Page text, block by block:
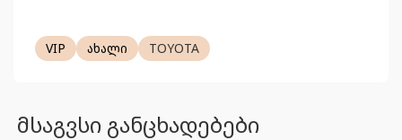
VIP ახალი TOYOTA
მსაგვსი განცხადებები